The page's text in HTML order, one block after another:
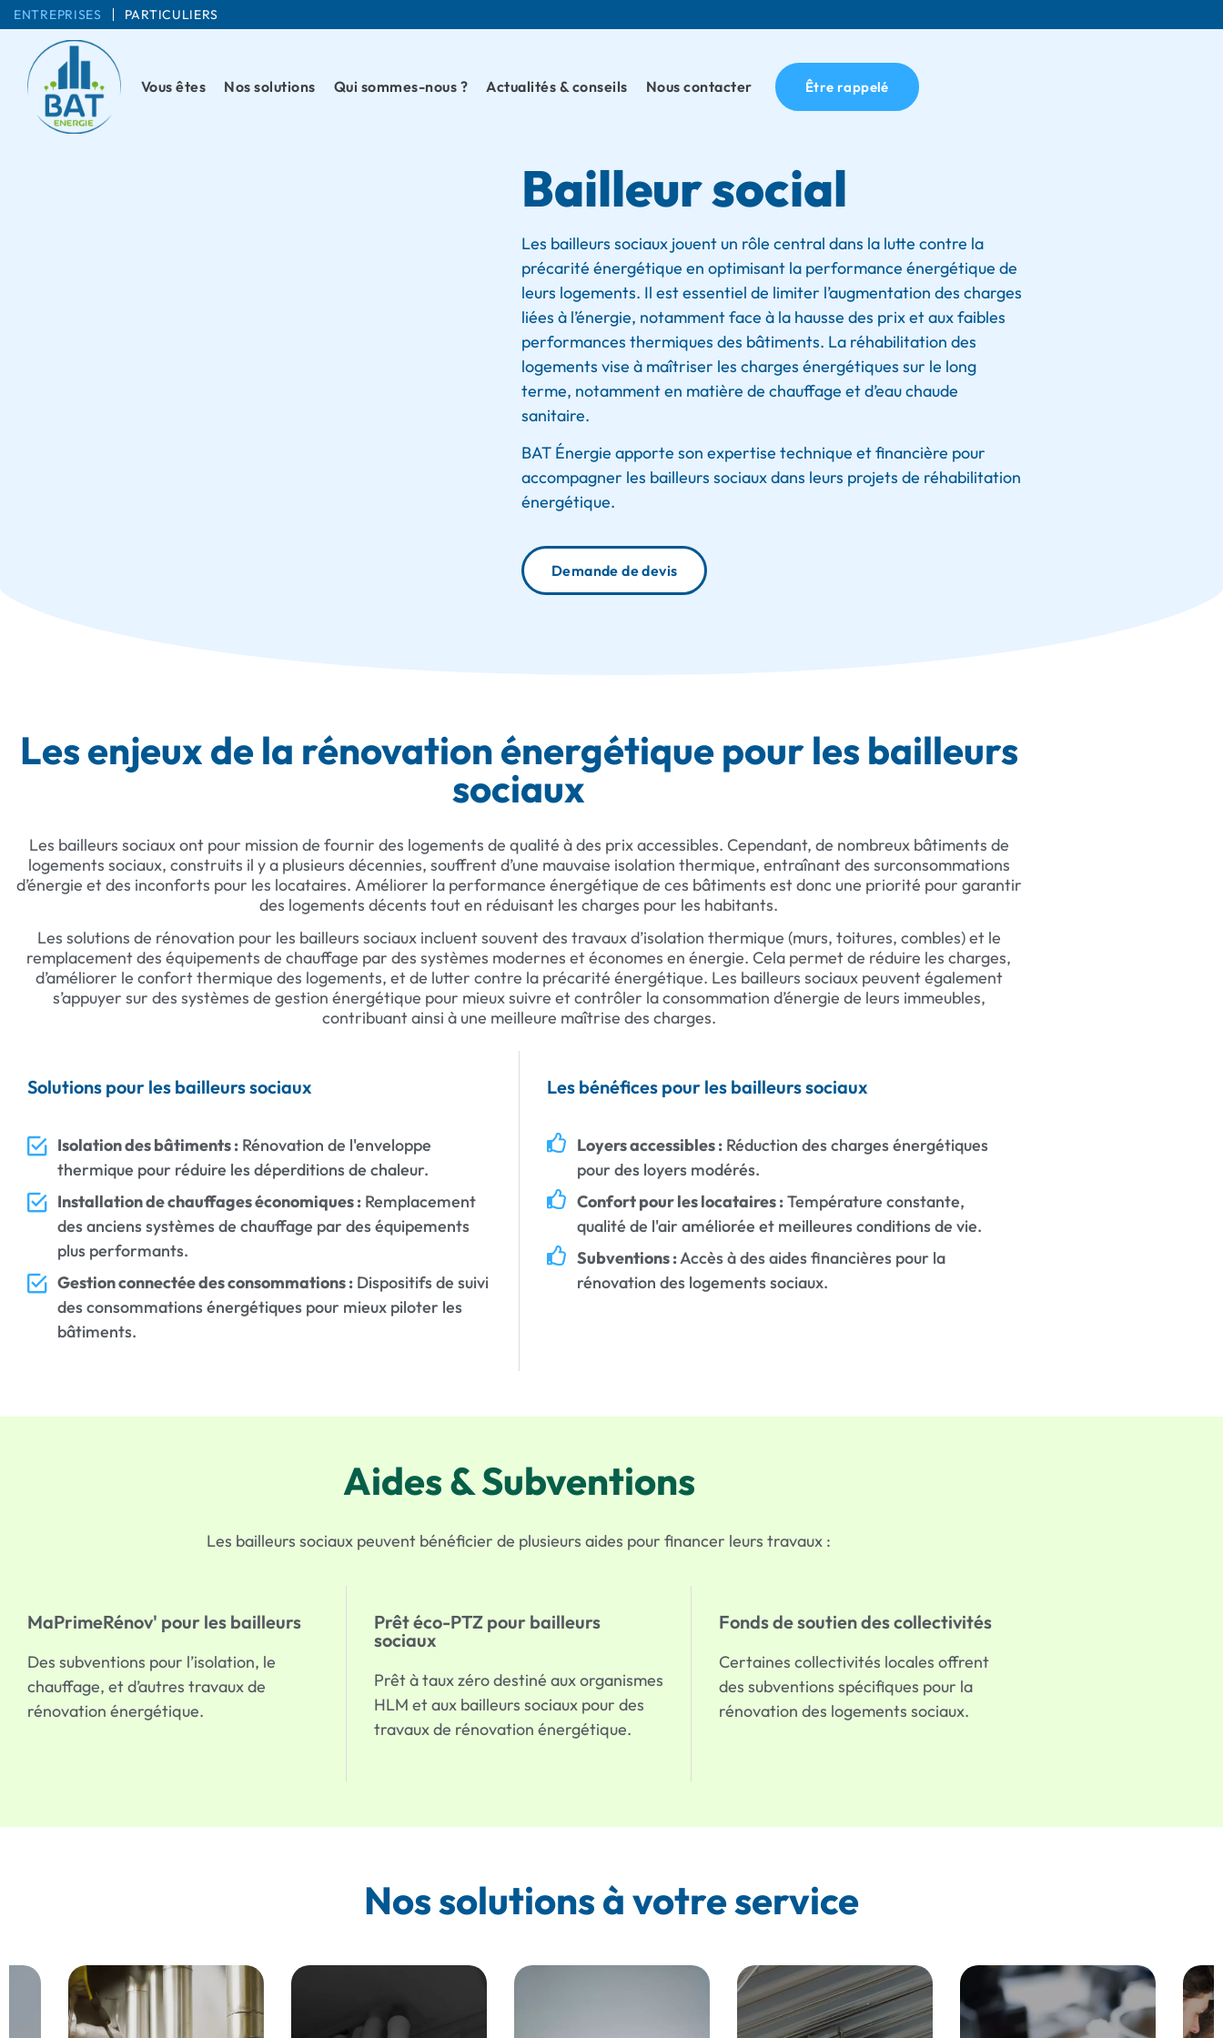
ENTREPRISES PARTICULIERS
Vous êtes Nos solutions Qui sommes-nous ? Actualités & conseils Nous contacter Être rappelé
Bailleur social
Les bailleurs sociaux jouent un rôle central dans la lutte contre la
précarité énergétique en optimisant la performance énergétique de
leurs logements. Il est essentiel de limiter l’augmentation des charges
liées à l’énergie, notamment face à la hausse des prix et aux faibles
performances thermiques des bâtiments. La réhabilitation des
logements vise à maîtriser les charges énergétiques sur le long
terme, notamment en matière de chauffage et d’eau chaude
sanitaire.
BAT Énergie apporte son expertise technique et financière pour
accompagner les bailleurs sociaux dans leurs projets de réhabilitation
énergétique.
Demande de devis
Les enjeux de la rénovation énergétique pour les bailleurs
sociaux
Les bailleurs sociaux ont pour mission de fournir des logements de qualité à des prix accessibles. Cependant, de nombreux bâtiments de
logements sociaux, construits il y a plusieurs décennies, souffrent d’une mauvaise isolation thermique, entraînant des surconsommations
d’énergie et des inconforts pour les locataires. Améliorer la performance énergétique de ces bâtiments est donc une priorité pour garantir
des logements décents tout en réduisant les charges pour les habitants.
Les solutions de rénovation pour les bailleurs sociaux incluent souvent des travaux d’isolation thermique (murs, toitures, combles) et le
remplacement des équipements de chauffage par des systèmes modernes et économes en énergie. Cela permet de réduire les charges,
d’améliorer le confort thermique des logements, et de lutter contre la précarité énergétique. Les bailleurs sociaux peuvent également
s’appuyer sur des systèmes de gestion énergétique pour mieux suivre et contrôler la consommation d’énergie de leurs immeubles,
contribuant ainsi à une meilleure maîtrise des charges.
Solutions pour les bailleurs sociaux
Isolation des bâtiments :Rénovation de l'enveloppe
thermique pour réduire les déperditions de chaleur.
Installation de chauffages économiques :Remplacement
des anciens systèmes de chauffage par des équipements
plus performants.
Gestion connectée des consommations :Dispositifs de suivi
des consommations énergétiques pour mieux piloter les
bâtiments.
Les bénéfices pour les bailleurs sociaux
Loyers accessibles :Réduction des charges énergétiques
pour des loyers modérés.
Confort pour les locataires :Température constante,
qualité de l'air améliorée et meilleures conditions de vie.
Subventions :Accès à des aides financières pour la
rénovation des logements sociaux.
Aides & Subventions
Les bailleurs sociaux peuvent bénéficier de plusieurs aides pour financer leurs travaux :
MaPrimeRénov' pour les bailleurs
Des subventions pour l’isolation, le
chauffage, et d’autres travaux de
rénovation énergétique.
Prêt éco-PTZ pour bailleurs
sociaux
Prêt à taux zéro destiné aux organismes
HLM et aux bailleurs sociaux pour des
travaux de rénovation énergétique.
Fonds de soutien des collectivités
Certaines collectivités locales offrent
des subventions spécifiques pour la
rénovation des logements sociaux.
Nos solutions à votre service